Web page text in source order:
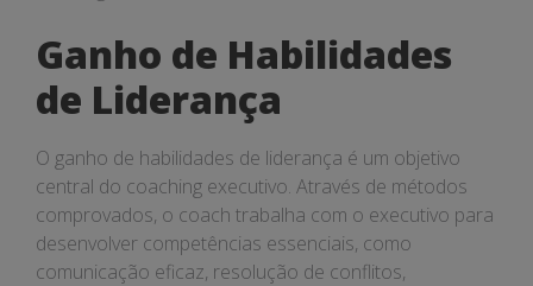
Ganho de Habilidades
de Liderança
O ganho de habilidades de liderança é um objetivo
central do coaching executivo. Através de métodos
comprovados, o coach trabalha com o executivo para
desenvolver competências essenciais, como
comunicação eficaz, resolução de conflitos,